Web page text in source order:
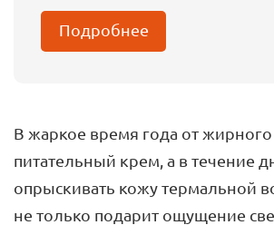
Подробнее
В жаркое время года от жирного
питательный крем, а в течение
опрыскивать кожу термальной
не только подарит ощущение